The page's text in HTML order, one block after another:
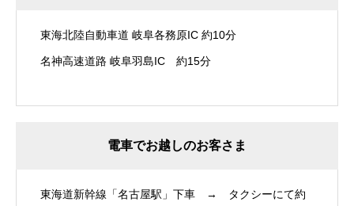
東海北陸自動車道 岐阜各務原IC 約10分
名神高速道路 岐阜羽島IC 約15分
電車でお越しのお客さま
東海道新幹線「名古屋駅」下車 → タクシーにて約